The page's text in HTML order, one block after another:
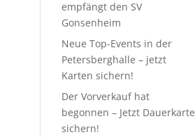
empfängt den SV
Gonsenheim
Neue Top-Events in der
Petersberghalle – jetzt
Karten sichern!
Der Vorverkauf hat
begonnen – Jetzt Dauerkarte
sichern!